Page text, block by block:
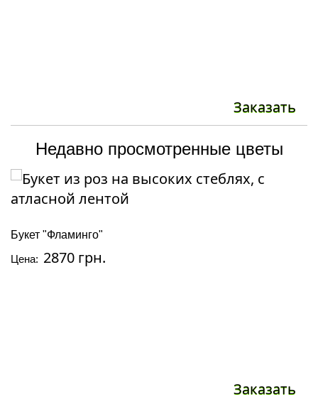
Заказать
Недавно просмотренные цветы
Букет "Фламинго"
Цена: 2870 грн.
Заказать